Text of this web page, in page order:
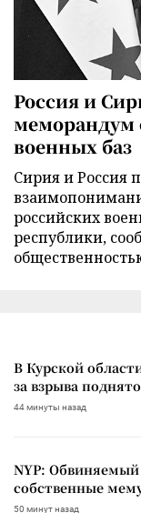
Россия и
меморандум
военных баз
Сирия и Россия
российских
республики,
В Курской
за взрыва
44 минуты назад
NYP: Обвиняемый
собственные
50 минут назад